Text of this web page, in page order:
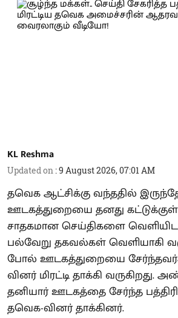
KL Reshma
Updated on :9 August 2026, 07:01 AM
தவெக ஆட்சிக்கு வந்ததில்
ஊடகத்துறையை தனது
சாதகமான செய்திகளை வெளியிட
பல்வேறு தகவல்கள் வெளியாகி
போல் ஊடகத்துறையை
வினர் மிரட்டி தாக்கி
தனியார் ஊடகத்தை சேர்ந்த
தவெக-வினர் தாக்கினர்.